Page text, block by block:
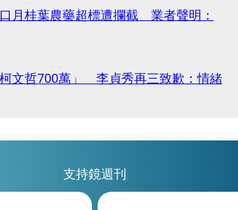
月桂葉農藥超標遭攔截 業者聲明：
文哲700萬」 李貞秀再三致歉：情緒
支持鏡週刊